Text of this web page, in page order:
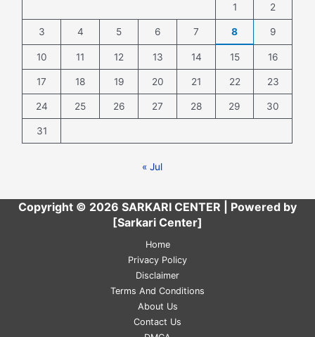
1 2
3 4 5 6 7 8 9
10 11 12 13 14 15 16
17 18 19 20 21 22 23
24 25 26 27 28 29 30
31
« Jul
Copyright © 2026 SARKARI CENTER | Powered by
[Sarkari Center]
Home
Privacy Policy
Disclaimer
Terms And Conditions
About Us
Contact Us